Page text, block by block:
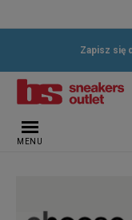
Zapisz się
MENU